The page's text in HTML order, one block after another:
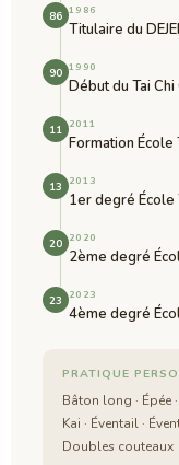
86 1986
Titulaire du
90 1990
Début du Tai Chi
11 2011
Formation
13 2013
1er degré École
20 2020
2ème degré
23 2023
4ème degré
PRATIQUE
Bâton long · Épée
Kai · Éventail ·
Doubles couteaux